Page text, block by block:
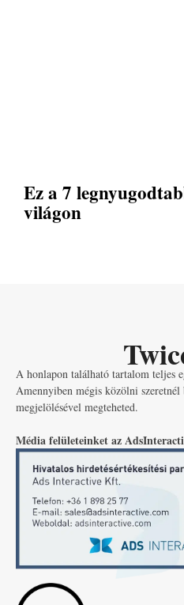
Ez a 7
világon
A honlapon található tartalom teljes
Amennyiben mégis közölni
megjelölésével megteheted.
Média felületeinket az